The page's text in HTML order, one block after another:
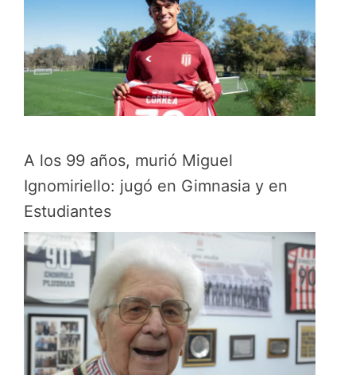
A los 99 años, murió Miguel
Ignomiriello: jugó en Gimnasia y en
Estudiantes